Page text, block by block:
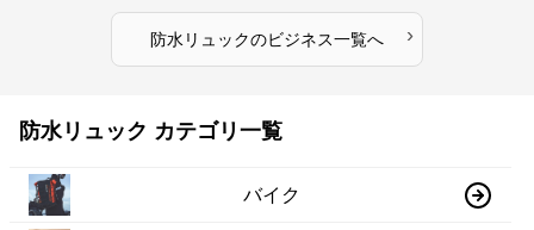
防水リュックのビジネス一覧へ ›
防水リュック カテゴリ一覧
バイク